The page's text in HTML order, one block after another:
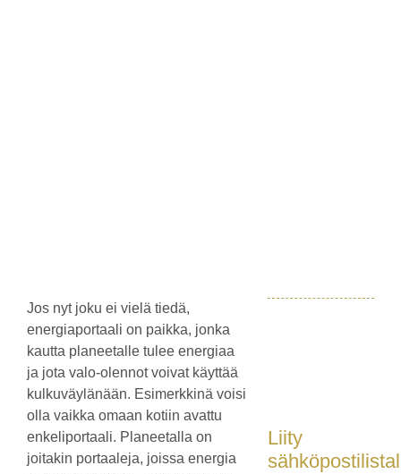
Jos nyt joku ei vielä tiedä,
energiaportaali on paikka, jonka
kautta planeetalle tulee energiaa
ja jota valo-olennot voivat käyttää
kulkuväylänään. Esimerkkinä voisi
olla vaikka omaan kotiin avattu
enkeliportaali. Planeetalla on
joitakin portaaleja, joissa energia
Liity